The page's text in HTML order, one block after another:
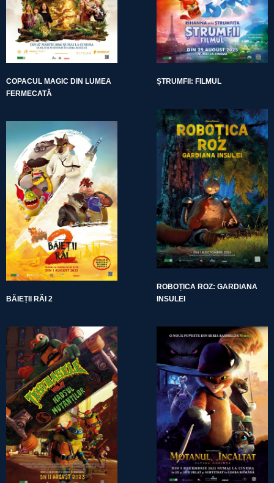
COPACUL MAGIC DIN LUMEA
FERMECATĂ
ȘTRUMFII: FILMUL
BĂIEȚII RĂI 2
ROBOȚICA ROZ: GARDIANA
INSULEI